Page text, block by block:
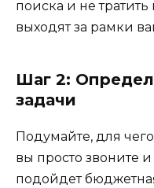
поиска и не
выходят за рамки
Шаг 2:
задачи
Подумайте, для
вы просто звоните
подойдет